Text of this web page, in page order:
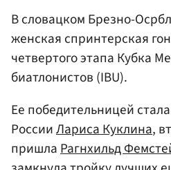
В словацком Брезно-
женская спринтерская
четвертого этапа Кубка
биатлонистов (IBU).
Ее победительницей
РоссииЛариса Куклина,
пришлаРагнхильд